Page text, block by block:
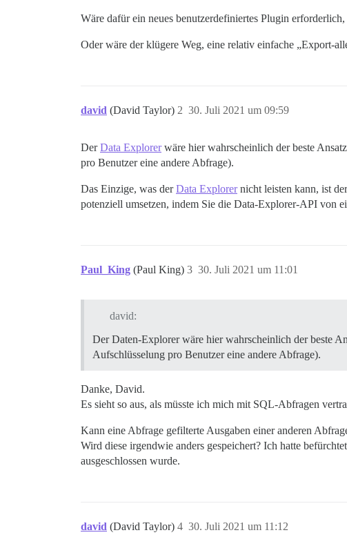
Wäre dafür ein neues benutzerdefiniertes Plugin
Oder wäre der klügere Weg, eine relativ einfache „Export-
david (David Taylor) 30. Juli 2021 um 09:59
2
DerData Explorerwäre hier wahrscheinlich der beste
pro Benutzer eine andere Abfrage).
Das Einzige, was derData Explorernicht leisten kann, ist
potenziell umsetzen, indem Sie die Data-Explorer-API von
Paul_King (Paul King) 30. Juli 2021 um 11:01
3
david:
Der Daten-Explorer wäre hier wahrscheinlich der beste
Aufschlüsselung pro Benutzer eine andere Abfrage).
Danke, David.
Es sieht so aus, als müsste ich mich mit SQL-Abfragen
Kann eine Abfrage gefilterte Ausgaben einer anderen
Wird diese irgendwie anders gespeichert? Ich hatte
ausgeschlossen wurde.
david (David Taylor) 30. Juli 2021 um 11:12
4